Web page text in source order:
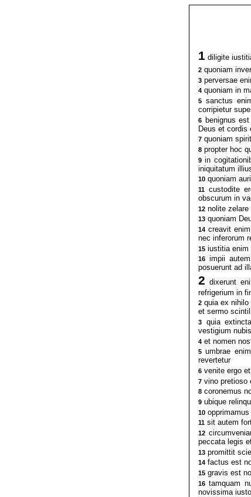
1 diligite
2 quoniam
3 perversae
4 quoniam in
5 sanctus
corripietur
6 benignus
Deus et cordis
7 quoniam
8 propter hoc
9 in
iniquitatum
10 quoniam
11 custodite
obscurum in
12 nolite zelare
13 quoniam
14 creavit
nec inferorum
15 iustitia enim
16 impii
posuerunt ad
2 dixerunt
refrigerium in
2 quia ex
et sermo
3
quia
vestigium
4 et nomen
5 umbrae
revertetur
6 venite ergo
7 vino pretioso
8 coronemus
9 ubique
10
11 sit autem
12
peccata legis
13 promittit
14 factus est
15 gravis est
16 tamquam
novissima